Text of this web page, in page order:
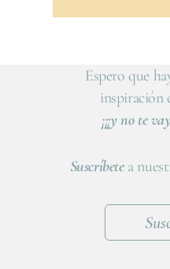
Espero que
inspiración
¡¡¡y no te
Suscríbetea